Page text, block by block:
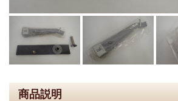
商品説明